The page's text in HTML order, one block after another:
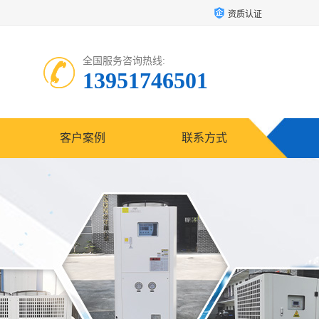
资质认证
全国服务咨询热线:
13951746501
客户案例 联系方式